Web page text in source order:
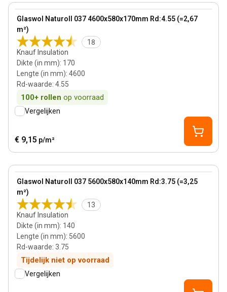
Bestseller
Glaswol Naturoll 037 4600x580x170mm Rd:4.55 (=2,67
m²)
18
Knauf Insulation
Dikte (in mm): 170
Lengte (in mm): 4600
Rd-waarde: 4.55
100+ rollen op voorraad
View product
Vergelijken
€ 9,15 p/m²
Glaswol Naturoll 037 5600x580x140mm Rd:3.75 (=3,25
m²)
13
Knauf Insulation
Dikte (in mm): 140
Lengte (in mm): 5600
Rd-waarde: 3.75
Tijdelijk niet op voorraad
View product
Vergelijken